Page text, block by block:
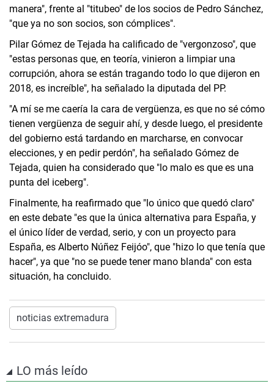
manera", frente al "titubeo" de los socios de Pedro Sánchez,
"que ya no son socios, son cómplices".
Pilar Gómez de Tejada ha calificado de "vergonzoso", que
"estas personas que, en teoría, vinieron a limpiar una
corrupción, ahora se están tragando todo lo que dijeron en
2018, es increíble", ha señalado la diputada del PP.
"A mí se me caería la cara de vergüenza, es que no sé cómo
tienen vergüenza de seguir ahí, y desde luego, el presidente
del gobierno está tardando en marcharse, en convocar
elecciones, y en pedir perdón", ha señalado Gómez de
Tejada, quien ha considerado que "lo malo es que es una
punta del iceberg".
Finalmente, ha reafirmado que "lo único que quedó claro"
en este debate "es que la única alternativa para España, y
el único líder de verdad, serio, y con un proyecto para
España, es Alberto Núñez Feijóo", que "hizo lo que tenía que
hacer", ya que "no se puede tener mano blanda" con esta
situación, ha concluido.
noticias extremadura
LO más leído